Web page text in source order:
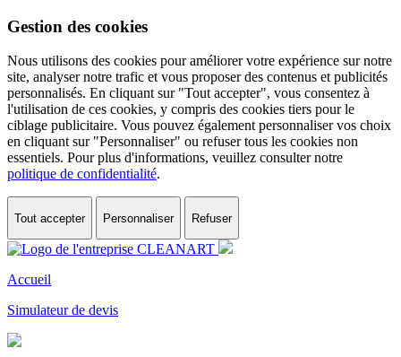
Gestion des cookies
Nous utilisons des cookies pour améliorer votre expérience sur notre
site, analyser notre trafic et vous proposer des contenus et publicités
personnalisés. En cliquant sur "Tout accepter", vous consentez à
l'utilisation de ces cookies, y compris des cookies tiers pour le
ciblage publicitaire. Vous pouvez également personnaliser vos choix
en cliquant sur "Personnaliser" ou refuser tous les cookies non
essentiels. Pour plus d'informations, veuillez consulter notre
politique de confidentialité.
Tout accepter Personnaliser Refuser
Accueil
Simulateur de devis